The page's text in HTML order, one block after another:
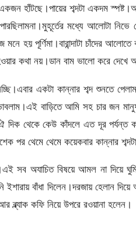
হাঁটছে।পায়ের শব্দটা একদম
মধ্যে আলোটা নিভে
হয় পূর্ণিমা।বারান্দাটা চাঁদের
কথা নয়।ডান বাম ভালো করে দেখে
একটা কান্নার শব্দ শুনতে
ভাবলাম।এই বাড়িতে আমি সহ চার জন
দিক থেকে কেউ কাঁদলে এত দূর
পর থেমে থেমে কয়েকবার কান্নার
সব অযাচিত বিষয়ে আমল না দিয়ে
ইশারায় বাঁধা দিলেন।দরজায় হেলান
ব্ল্যাক কফি নিয়ে উপরে রওয়ানা হলেন।